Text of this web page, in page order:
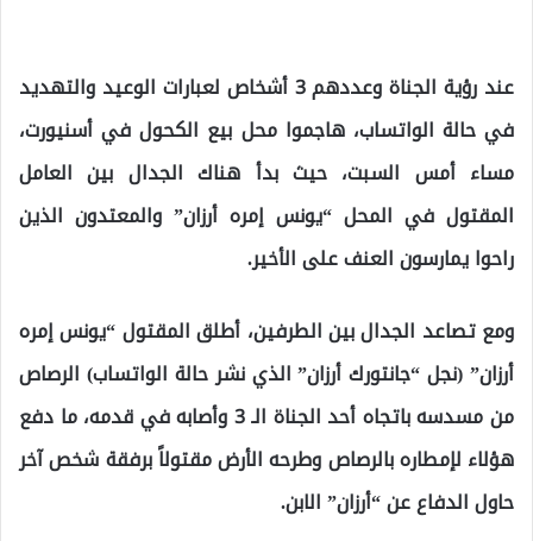
عند رؤية الجناة وعددهم 3 أشخاص لعبارات الوعيد والتهديد
في حالة الواتساب، هاجموا محل بيع الكحول في أسنيورت،
مساء أمس السبت، حيث بدأ هناك الجدال بين العامل
المقتول في المحل “يونس إمره أرزان” والمعتدون الذين
راحوا يمارسون العنف على الأخير.
ومع تصاعد الجدال بين الطرفين، أطلق المقتول “يونس إمره
أرزان” (نجل “جانتورك أرزان” الذي نشر حالة الواتساب) الرصاص
من مسدسه باتجاه أحد الجناة الـ 3 وأصابه في قدمه، ما دفع
هؤلاء لإمطاره بالرصاص وطرحه الأرض مقتولاً برفقة شخص آخر
حاول الدفاع عن “أرزان” الابن.